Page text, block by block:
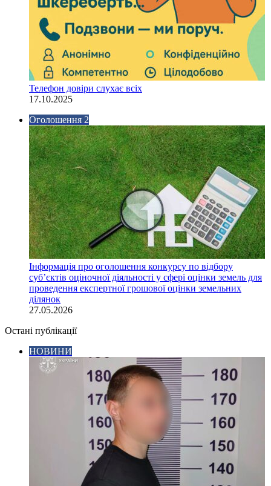
Телефон довіри слухає всіх
17.10.2025
Оголошення 2
Інформація про оголошення конкурсу по відбору
суб’єктів оціночної діяльності у сфері оцінки земель для
проведення експертної грошової оцінки земельних
ділянок
27.05.2026
Остані публікації
НОВИНИ